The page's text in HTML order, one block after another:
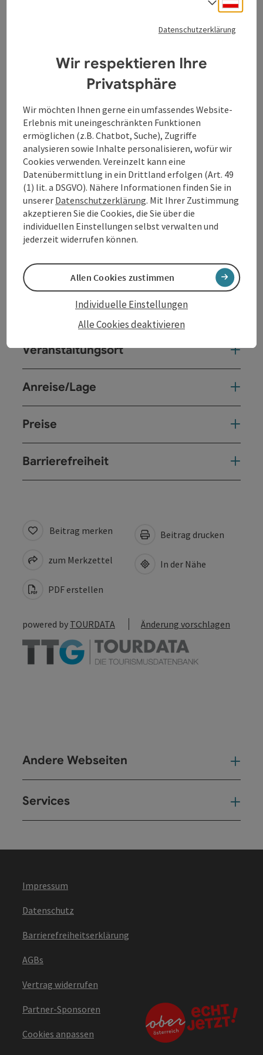
Wir alle kennen Personen, die „zu viel trinken“. Und
selbst haben wir natürlich alles im Griff. Alkohol als
Witz Zwang, aus Genuss Notwendigkeit? Zum
wievielten Mal haben wir „nie wieder“ gesagt – und wie
gut schmeckt trotzdem das erste Glas?
Für Blunzenfettwerden Mediziner:innen,
Barbetreiber:innen sowie feuchte und trockene
Alkoholiker:innen interviewt. Sie sprechen über
Trinkspiele und soziale Konventionen: Wer trinkt was,
wann und warum? Warum ist das Dosenbier um 12.00
Uhr trash, das Sektfrühstück aber classy? Gibt es den
perfekten Pegel – vom kleinen Schwips bis zur
völligen Eskalation? NachFucking Old – Alte
Liebegehen Wenzel und Patrick Winzer erneut auf
Recherche in Linz und Oberösterreich. Ein Toast auf
das, was wir nicht hören wollen.
Kontakt
Veranstaltungstermin/e
Veranstaltungsort
Anreise/Lage
Preise
Barrierefreiheit
Beitrag merken
zum Merkzettel
PDF erstellen
Beitrag drucken
In der Nähe
powered by TOURDATA Änderung vorschlagen
Andere Webseiten
Services
Impressum
Datenschutz
Barrierefreiheitserklärung
AGBs
Vertrag widerrufen
Partner-Sponsoren
Cookies anpassen
Datenschutzerklärung
Wir respektieren Ihre
Privatsphäre
Wir möchten Ihnen gerne ein umfassendes Website-
Erlebnis mit uneingeschränkten Funktionen
ermöglichen (z.B. Chatbot, Suche), Zugriffe
analysieren sowie Inhalte personalisieren, wofür wir
Cookies verwenden. Vereinzelt kann eine
Datenübermittlung in ein Drittland erfolgen (Art. 49
(1) lit. a DSGVO). Nähere Informationen finden Sie in
unserer Datenschutzerklärung. Mit Ihrer Zustimmung
akzeptieren Sie die Cookies, die Sie über die
individuellen Einstellungen selbst verwalten und
jederzeit widerrufen können.
Alle Cookies deaktivieren
Individuelle Einstellungen
Allen Cookies zustimmen